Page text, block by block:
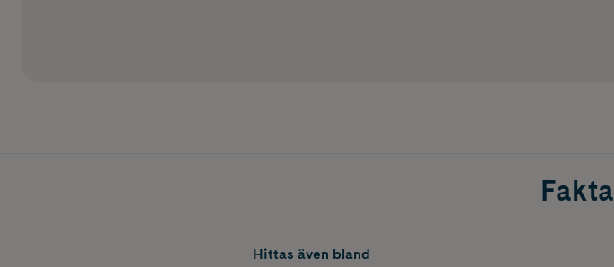
Fakta
Hittas även bland